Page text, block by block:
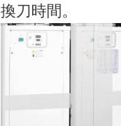
換刀時間。